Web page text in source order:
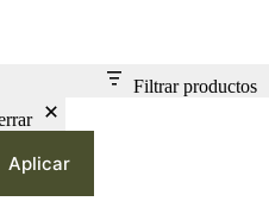
Filtrar productos
Aplicar